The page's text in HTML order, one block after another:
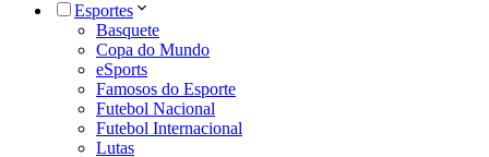
Esportes
Basquete
Copa do Mundo
eSports
Famosos do Esporte
Futebol Nacional
Futebol Internacional
Lutas